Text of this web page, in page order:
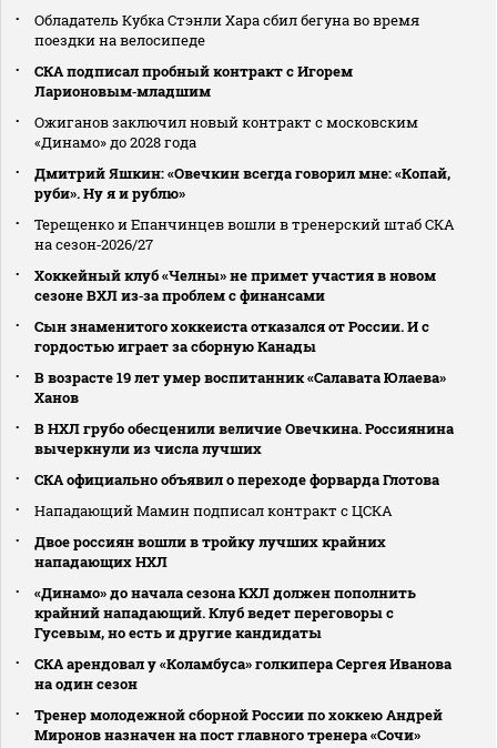
Обладатель Кубка Стэнли Хара сбил бегуна во время
поездки на велосипеде
СКА подписал пробный контракт с Игорем
Ларионовым‑младшим
Ожиганов заключил новый контракт с московским
«Динамо» до 2028 года
Дмитрий Яшкин: «Овечкин всегда говорил мне: «Копай,
руби». Ну я и рублю»
Терещенко и Епанчинцев вошли в тренерский штаб СКА
на сезон‑2026/27
Хоккейный клуб «Челны» не примет участия в новом
сезоне ВХЛ из‑за проблем с финансами
Сын знаменитого хоккеиста отказался от России. И с
гордостью играет за сборную Канады
В возрасте 19 лет умер воспитанник «Салавата Юлаева»
Ханов
В НХЛ грубо обесценили величие Овечкина. Россиянина
вычеркнули из числа лучших
СКА официально объявил о переходе форварда Глотова
Нападающий Мамин подписал контракт с ЦСКА
Двое россиян вошли в тройку лучших крайних
нападающих НХЛ
«Динамо» до начала сезона КХЛ должен пополнить
крайний нападающий. Клуб ведет переговоры с
Гусевым, но есть и другие кандидаты
СКА арендовал у «Коламбуса» голкипера Сергея Иванова
на один сезон
Тренер молодежной сборной России по хоккею Андрей
Миронов назначен на пост главного тренера «Сочи»